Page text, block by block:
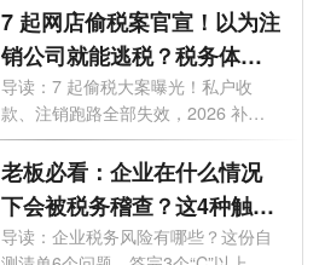
7 起网店偷税案官宣！以为注
销公司就能逃税？税务体检
挖出隐藏千万风险
导读：7 起偷税大案曝光！私户收
款、注销跑路全部失效，2026 补税
直接按 13...
老板必看：企业在什么情况
下会被税务稽查？这4种触发
条件，第三条90%的人都中
导读：企业税务风险有哪些？这份自